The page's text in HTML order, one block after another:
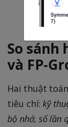
∅
So
và FP-
Hai thuật
tiêu chí: kỹ
bộ nhớ, số lần